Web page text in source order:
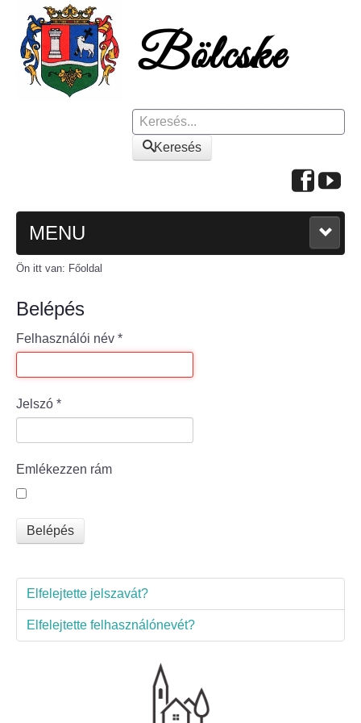
Keresés
Keresés
MENU
FŐOLDAL
A KÖZSÉGRŐL
Polgármesteri köszöntő
Bölcske település
Mi újság Bölcskén?
Értéktár bizottság
Látnivalók
Szállások
Református Egyház
Ön itt van: Főoldal
Belépés
Felhasználói név *
Jelszó *
Emlékezzen rám
Belépés
Elfelejtette jelszavát?
Elfelejtette felhasználónevét?